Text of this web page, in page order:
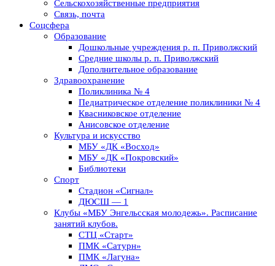
Сельскохозяйственные предприятия
Связь, почта
Соцсфера
Образование
Дошкольные учреждения р. п. Приволжский
Средние школы р. п. Приволжский
Дополнительное образование
Здравоохранение
Поликлиника № 4
Педиатрическое отделение поликлиники № 4
Квасниковское отделение
Анисовское отделение
Культура и искусство
МБУ «ДК «Восход»
МБУ «ДК «Покровский»
Библиотеки
Спорт
Стадион «Сигнал»
ДЮСШ — 1
Клубы «МБУ Энгельсская молодежь». Расписание
занятий клубов.
СТЦ «Старт»
ПМК «Сатурн»
ПМК «Лагуна»